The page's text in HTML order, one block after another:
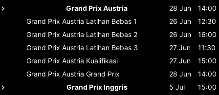
Grand Prix Austria
28 Jun
14:00
Grand Prix Austria Latihan Bebas 1 26 Jun
12:30
Grand Prix Austria Latihan Bebas 2 26 Jun
16:00
Grand Prix Austria Latihan Bebas 3 27 Jun
11:30
Grand Prix Austria Kualifikasi 27 Jun
15:00
Grand Prix Austria Grand Prix 28 Jun
14:00
Grand Prix Inggris
5 Jul
15:00